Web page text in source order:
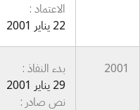
الاعتماد :
22 يناير 2001
2001
بدء النفاذ :
29 يناير 2001
نص صادر :